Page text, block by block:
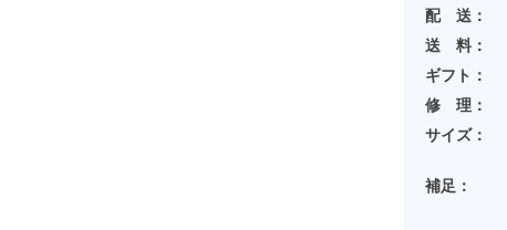
配 送：
送 料：
ギフト：
修 理：
サイズ：
補足：